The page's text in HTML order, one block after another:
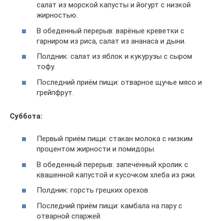
салат из морской капусты и йогурт с низкой
жирностью.
В обеденный перерыв: варёные креветки с
гарниром из риса, салат из ананаса и дыни.
Полдник: салат из яблок и кукурузы с сыром
тофу.
Последний приём пищи: отварное щучье мясо и
грейпфрут.
Суббота:
Первый приём пищи: стакан молока с низким
процентом жирности и помидоры.
В обеденный перерыв: запечённый кролик с
квашенной капустой и кусочком хлеба из ржи.
Полдник: горсть грецких орехов.
Последний приём пищи: камбала на пару с
отварной спаржей.